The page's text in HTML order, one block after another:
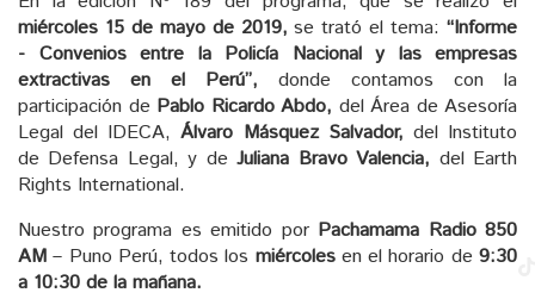
miércoles 15 de mayo de 2019, se trató el tema: “Informe
- Convenios entre la Policía Nacional y las empresas
extractivas en el Perú”, donde contamos con la
participación de Pablo Ricardo Abdo, del Área de Asesoría
Legal del IDECA,Álvaro Másquez Salvador, del Instituto
de Defensa Legal, y deJuliana Bravo Valencia, del Earth
Rights International.
Nuestro programa es emitido por Pachamama Radio 850
AM – Puno Perú, todos los miércolesen el horario de9:30
a 10:30 de la mañana.